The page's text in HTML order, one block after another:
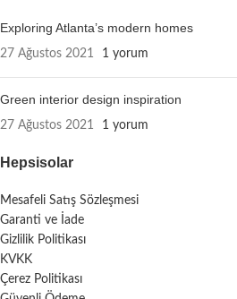
Exploring Atlanta’s modern homes
27 Ağustos 2021 1 yorum
Green interior design inspiration
27 Ağustos 2021 1 yorum
Hepsisolar
Mesafeli Satış Sözleşmesi
Garanti ve İade
Gizlilik Politikası
KVKK
Çerez Politikası